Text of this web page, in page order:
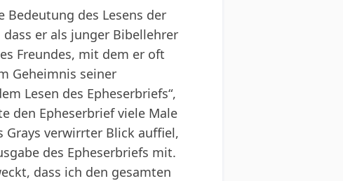
Bedeutung des Lesens der
er als junger Bibellehrer
Freundes, mit dem er oft
Geheimnis seiner
Lesen des Epheserbriefs“,
den Epheserbrief viele Male
Grays verwirrter Blick auffiel,
des Epheserbriefs mit.
dass ich den gesamten